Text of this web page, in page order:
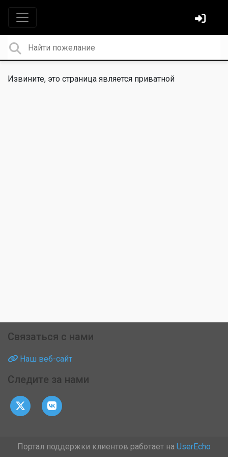
Извините, это страница является приватной
Связаться с нами
Наш веб-сайт
Следите за нами
Портал поддержки клиентов работает на UserEcho